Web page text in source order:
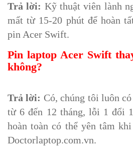
Trả lời: Kỹ thuật viên lành
mất từ 15-20 phút để hoàn
pin Acer Swift.
Pin laptop Acer Swift
không?
Trả lời: Có, chúng tôi luôn
từ 6 đến 12 tháng, lỗi 1 đổi
hoàn toàn có thể yên tâm
Doctorlaptop.com.vn.